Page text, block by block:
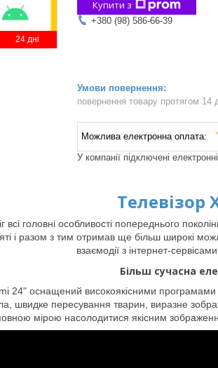
24 дні
Купити з
+380 (98) 586-66-39
повернення товару протягом 14
У компанії підключені
Телевізор
всі головні особливості попереднього
і разом з тим отримав ще більш широкі
взаємодії з інтернет-
Більш сучасна
24" оснащений високоякісними програмами
швидке пересування тварин, виразне
мірою насолодитися якісним